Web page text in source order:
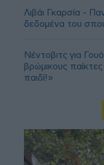
Λιβάι Γκαρσία -
δεδομένα του
Νέντοβιτς για
βρώμικους
παιδί!»